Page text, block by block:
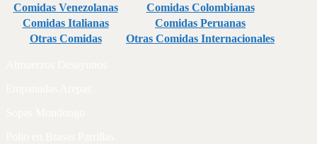
Comidas Venezolanas
Comidas Colombianas
Comidas Italianas
Comidas Peruanas
Otras Comidas
Otras Comidas Internacionales